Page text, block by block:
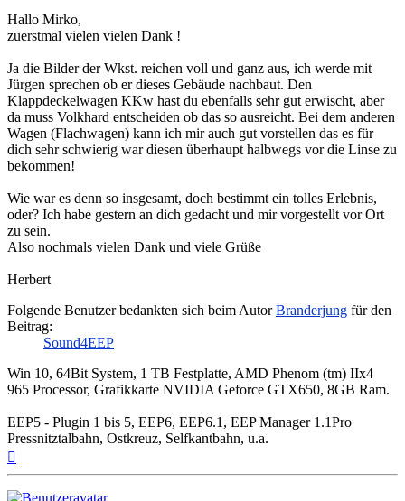
Hallo Mirko,
zuerstmal vielen vielen Dank !
Ja die Bilder der Wkst. reichen voll und ganz aus, ich werde mit
Jürgen sprechen ob er dieses Gebäude nachbaut. Den
Klappdeckelwagen KKw hast du ebenfalls sehr gut erwischt, aber
da muss Volkhard entscheiden ob das so ausreicht. Bei dem anderen
Wagen (Flachwagen) kann ich mir auch gut vorstellen das es für
dich sehr schwierig war diesen überhaupt halbwegs vor die Linse zu
bekommen!
Wie war es denn so insgesamt, doch bestimmt ein tolles Erlebnis,
oder? Ich habe gestern an dich gedacht und mir vorgestellt vor Ort
zu sein.
Also nochmals vielen Dank und viele Grüße
Herbert
Folgende Benutzer bedankten sich beim AutorBranderjung für den
Beitrag:
Sound4EEP
Win 10, 64Bit System, 1 TB Festplatte, AMD Phenom (tm) IIx4
965 Processor, Grafikkarte NVIDIA Geforce GTX650, 8GB Ram.
EEP5 - Plugin 1 bis 5, EEP6, EEP6.1, EEP Manager 1.1Pro
Pressnitztalbahn, Ostkreuz, Selfkantbahn, u.a.